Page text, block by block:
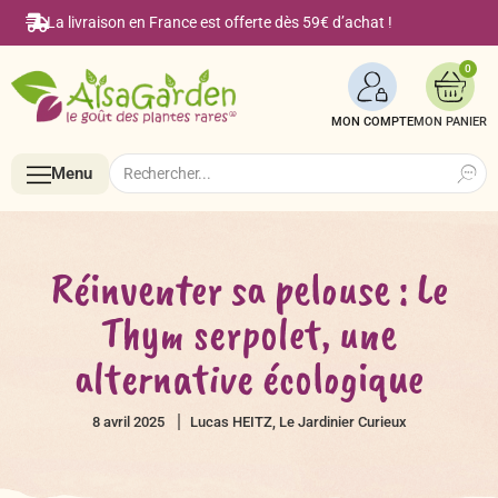
La livraison en France est offerte dès 59€ d’achat !
MON COMPTE
0
Menu
Accueil
Boutique en ligne
Search
for:
Réinventer sa pelouse : Le
Thym serpolet, une
alternative écologique
8 avril 2025 Lucas HEITZ, Le Jardinier Curieux